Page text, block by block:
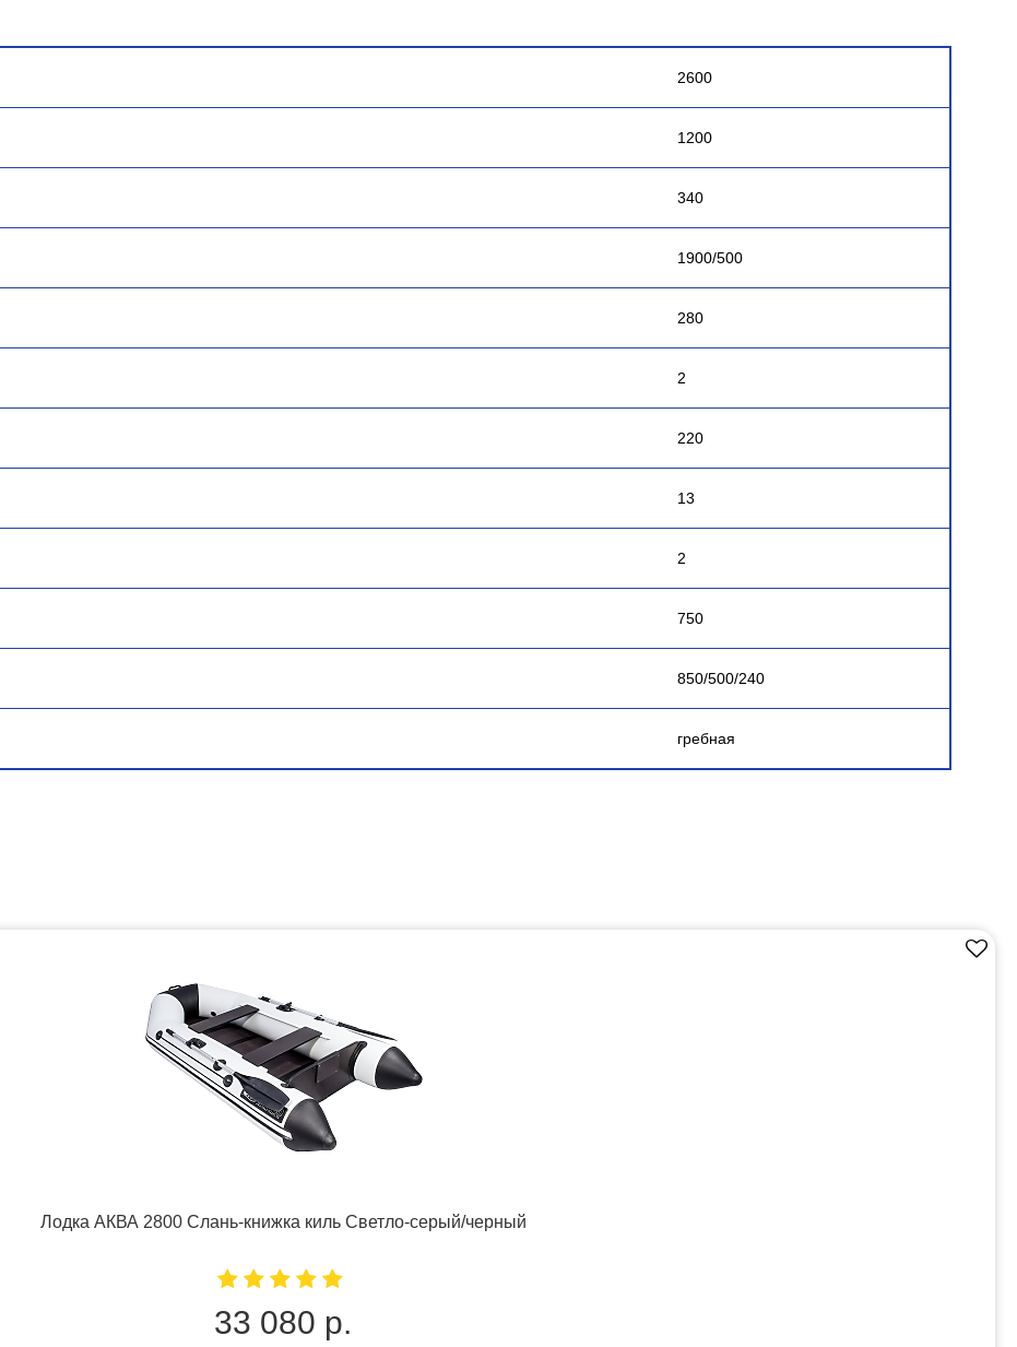
2600
1200
340
1900/500
280
2
220
13
2
750
850/500/240
гребная
Лодка АКВА 2800 Слань-книжка киль Светло-серый/черный
33 080 р.